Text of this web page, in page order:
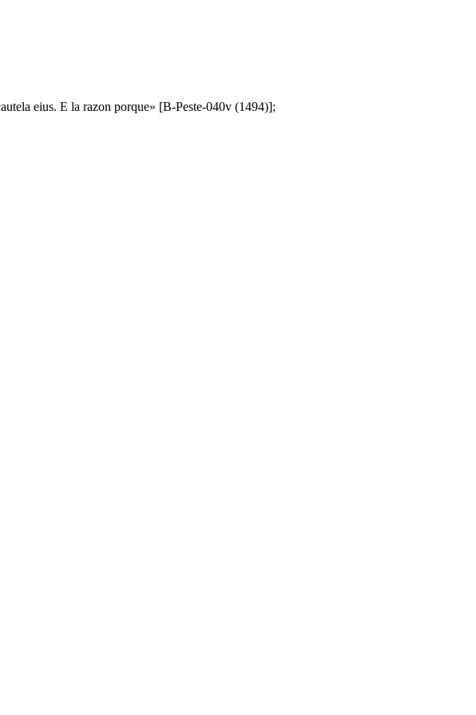
eius. E la razon porque» [B-Peste-040v (1494)];